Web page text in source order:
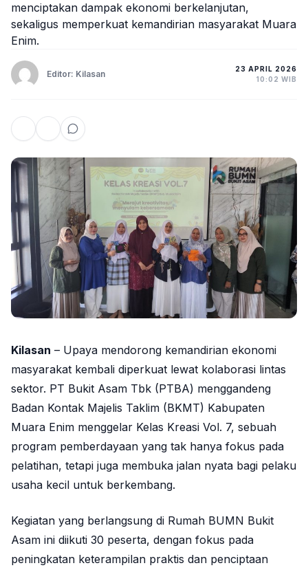
menciptakan dampak ekonomi berkelanjutan,
sekaligus memperkuat kemandirian masyarakat Muara
Enim.
Editor: Kilasan
23 APRIL 2026
10:02 WIB
Kilasan – Upaya mendorong kemandirian ekonomi
masyarakat kembali diperkuat lewat kolaborasi lintas
sektor. PT Bukit Asam Tbk (PTBA) menggandeng
Badan Kontak Majelis Taklim (BKMT) Kabupaten
Muara Enim menggelar Kelas Kreasi Vol. 7, sebuah
program pemberdayaan yang tak hanya fokus pada
pelatihan, tetapi juga membuka jalan nyata bagi pelaku
usaha kecil untuk berkembang.
Kegiatan yang berlangsung di Rumah BUMN Bukit
Asam ini diikuti 30 peserta, dengan fokus pada
peningkatan keterampilan praktis dan penciptaan